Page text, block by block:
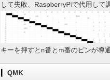
して失敗、RaspberryPiで代用して
キーを押すとn番とm番のピンが導
QMK